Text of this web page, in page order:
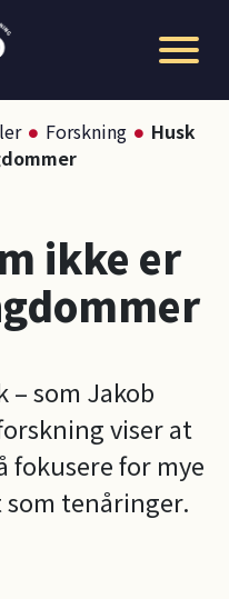
Forskning
Husk
ikke er
– som Jakob
viser at
fokusere for mye
som tenåringer.